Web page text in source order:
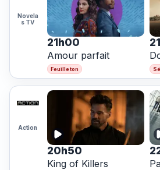
Novela
s TV
21h00
Amour parfait
Feuilleton
Action
20h50
King of Killers